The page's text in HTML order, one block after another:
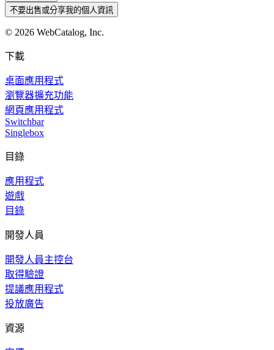
不要出售或分享我的個人資訊
© 2026 WebCatalog, Inc.
下載
桌面應用程式
瀏覽器擴充功能
網頁應用程式
Switchbar
Singlebox
目錄
應用程式
遊戲
目錄
開發人員
開發人員主控台
取得驗證
提議應用程式
投放廣告
資源